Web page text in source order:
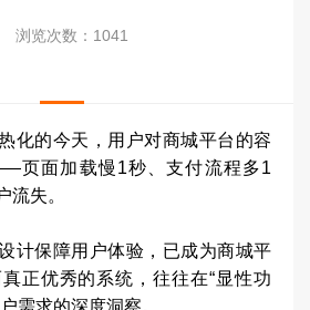
浏览次数： 1041
化的今天，用户对商城平台的容
页面加载慢1秒、支付流程多1
流失。
计保障用户体验，已成为商城平
正优秀的系统，往往在“显性功
需求的深度洞察。